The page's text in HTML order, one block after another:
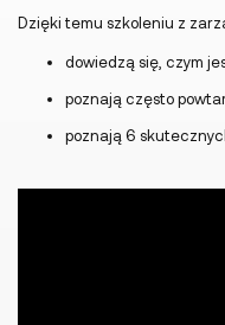
Dzięki temu szkoleniu z
dowiedzą się, czym
poznają często
poznają 6